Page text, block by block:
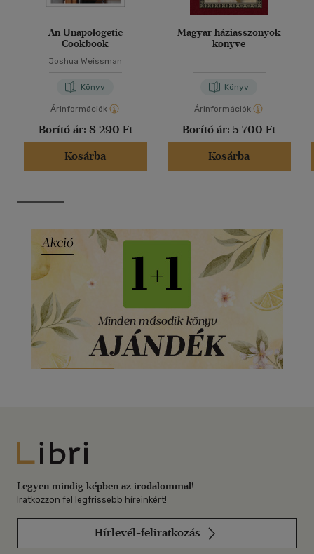
An Unapologetic
Cookbook
Joshua Weissman
Könyv
Árinformációk
Borító ár: 8 290 Ft
Kosárba
Magyar háziasszonyok
könyve
Könyv
Árinformációk
Borító ár: 5 700 Ft
Kosárba
Libri
Legyen mindig képben az irodalommal!
Iratkozzon fel legfrissebb híreinkért!
Hírlevél-feliratkozás